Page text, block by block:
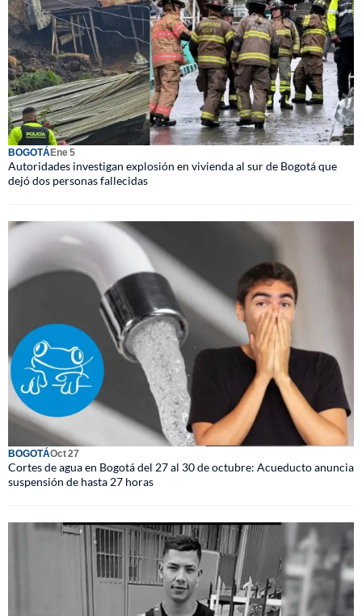
BOGOTÁEne 5
Autoridades investigan explosión en vivienda al sur de Bogotá que
dejó dos personas fallecidas
BOGOTÁOct 27
Cortes de agua en Bogotá del 27 al 30 de octubre: Acueducto anuncia
suspensión de hasta 27 horas